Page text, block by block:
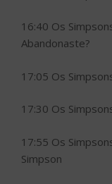
16:40 Os
Abandonaste?
17:05 Os
17:30 Os
17:55 Os
Simpson